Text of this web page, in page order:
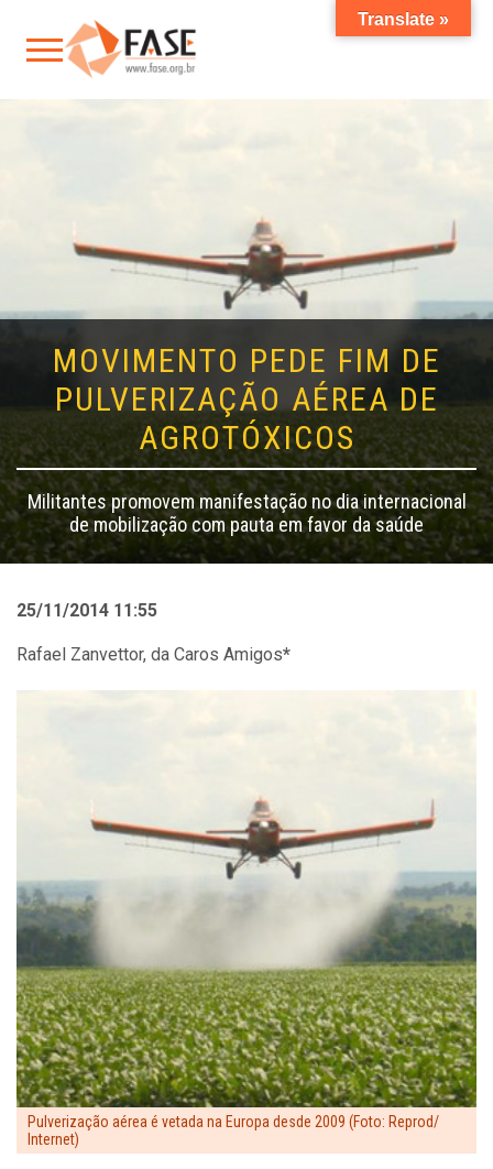
MOVIMENTO PEDE FIM DE
PULVERIZAÇÃO AÉREA DE
AGROTÓXICOS
Militantes promovem manifestação no dia internacional
de mobilização com pauta em favor da saúde
25/11/2014 11:55
Rafael Zanvettor, da Caros Amigos*
Pulverização aérea é vetada na Europa desde 2009 (Foto: Reprod/
Internet)
Translate »